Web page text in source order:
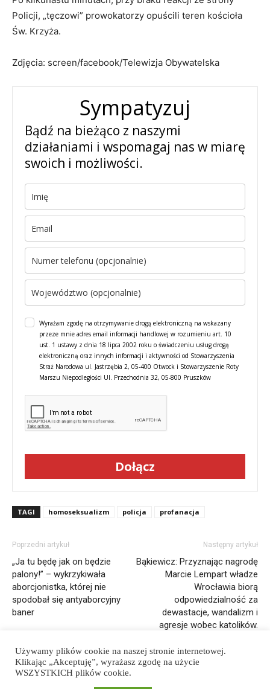
Policji, „tęczowi” prowokatorzy opuścili teren kościoła
Św. Krzyża.
Zdjęcia: screen/facebook/Telewizja Obywatelska
Sympatyzuj
Bądź na bieżąco z naszymi
działaniami i wspomagaj nas w miarę
swoich i możliwości.
Wyrażam zgodę na otrzymywanie drogą elektroniczną na wskazany
przeze mnie adres email informacji handlowej w rozumieniu art. 10
ust. 1 ustawy z dnia 18 lipca 2002 roku o świadczeniu usług drogą
elektroniczną oraz innych informacji i aktywności od Stowarzyszenia
Straż Narodowa ul. Jastrzębia 2, 05-400 Otwock i Stowarzyszenie Roty
Marszu Niepodległości Ul. Przechodnia 32, 05-800 Pruszków
Dołącz
TAGI homoseksualizm policja profanacja
Poprzedni artykuł
„Ja tu będę jak on będzie
palony!” – wykrzykiwała
aborcjonistka, której nie
spodobał się antyaborcyjny
baner
Następny artykuł
Bąkiewicz: Przyznając nagrodę
Marcie Lempart władze
Wrocławia biorą
odpowiedzialność za
dewastacje, wandalizm i
agresje wobec katolików.
Używamy plików cookie na naszej stronie internetowej.
Klikając „Akceptuję”, wyrażasz zgodę na użycie
WSZYSTKICH plików cookie.